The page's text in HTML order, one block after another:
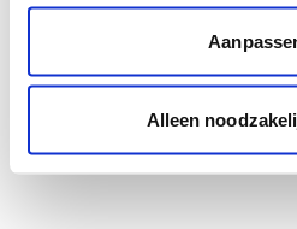
Alleen
Krijg kleuradvies op
en je meubels.
Krijg ineens een